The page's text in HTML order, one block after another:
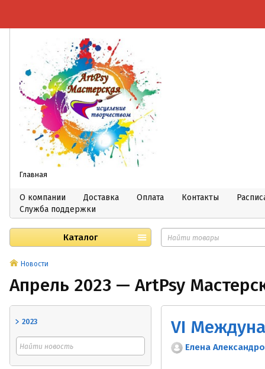
Главная
О компании Доставка Оплата Контакты
Служба поддержки
Каталог
Новости
Апрель 2023 — ArtPsy
2023
Елена